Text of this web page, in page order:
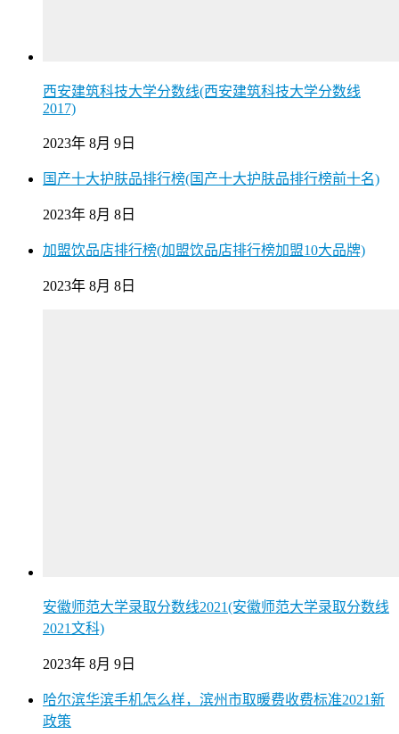
西安建筑科技大学分数线(西安建筑科技大学分数线
2017)
2023年 8月 9日
国产十大护肤品排行榜(国产十大护肤品排行榜前十名)
2023年 8月 8日
加盟饮品店排行榜(加盟饮品店排行榜加盟10大品牌)
2023年 8月 8日
安徽师范大学录取分数线2021(安徽师范大学录取分数线
2021文科)
2023年 8月 9日
哈尔滨华滨手机怎么样，滨州市取暖费收费标准2021新
政策